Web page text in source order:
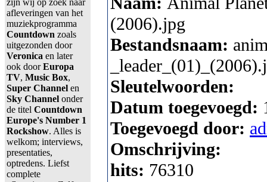
zijn wij op zoek naar
afleveringen van het
muziekprogramma
Countdown zoals
uitgezonden door
Veronica en later
ook doorEuropa
TV, Music Box,
Super Channel en
Sky Channel onder
de titel Countdown
Europe's Number 1
Rockshow. Alles is
welkom; interviews,
presentaties,
optredens. Liefst
complete
(2006).jpg
Bestandsnaam:
Sleutelwoorden:
Datum toegevoegd:
Toegevoegd door:
Omschrijving:
hits: 76310